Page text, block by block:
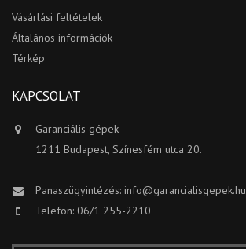
Vásárlási feltételek
Általános információk
Térkép
KAPCSOLAT
Garanciális gépek
1211 Budapest, Színesfém utca 20.
Panaszügyintézés: info@garancialisgepek.hu
Telefon: 06/1 255-2210